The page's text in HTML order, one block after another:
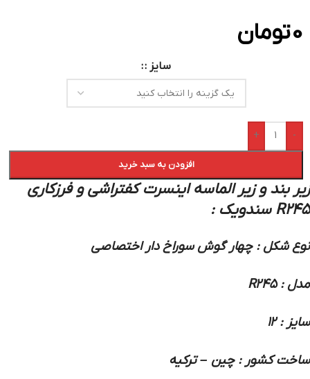
0تومان
سایز :
-
+
افزودن به سبد خرید
زیر بند و زیر الماسه اینسرت کفتراشی و فرزکاری
R245 سندویک
:
نوع شکل : چهار گوش سوراخ دار اختصاصی
مدل : R245
سایز : 12
ساخت کشور : چین – ترکیه